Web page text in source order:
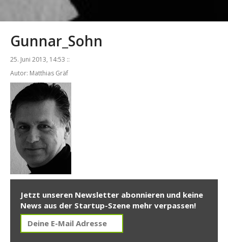
Gunnar_Sohn
25. Juni 2013, 14:53 ::
Autor: Matthias Gräf
Jetzt unseren Newsletter abonnieren und keine
News aus der Startup-Szene mehr verpassen!